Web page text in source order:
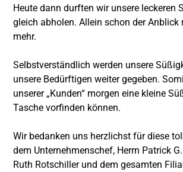
Heute dann durften wir unsere leckeren
gleich abholen. Allein schon der
mehr.
Selbstverständlich werden unsere
unsere Bedürftigen weiter gegeben.
unserer „Kunden“ morgen eine kleine
Tasche vorfinden können.
Wir bedanken uns herzlichst für diese
dem Unternehmenschef, Herrn Patrick
Ruth Rotschiller und dem gesamten